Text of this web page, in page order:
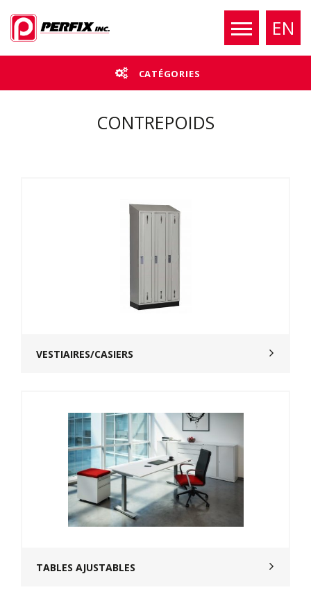
EN
CONTREPOIDS
CATÉGORIES
VESTIAIRES/CASIERS
TABLES AJUSTABLES